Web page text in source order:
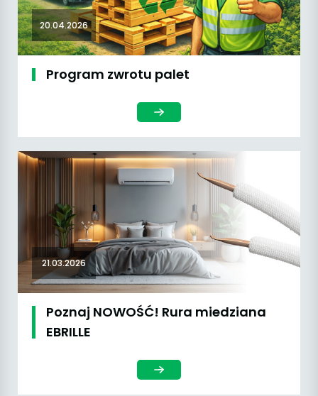
20.04.2026
Program zwrotu palet
21.03.2026
Poznaj NOWOŚĆ! Rura miedziana
EBRILLE